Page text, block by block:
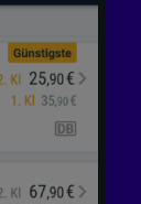
auf
von